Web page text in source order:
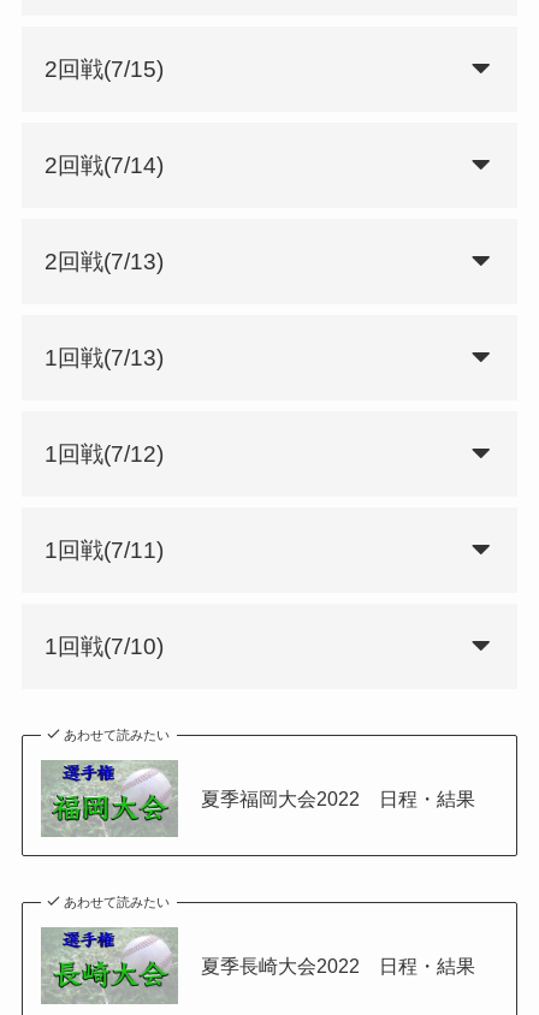
2回戦(7/15)
2回戦(7/14)
2回戦(7/13)
1回戦(7/13)
1回戦(7/12)
1回戦(7/11)
1回戦(7/10)
あわせて読みたい
夏季福岡大会2022 日程・結果
あわせて読みたい
夏季長崎大会2022 日程・結果